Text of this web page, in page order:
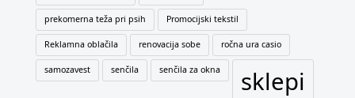
prekomerna teža pri psih Promocijski tekstil
Reklamna oblačila renovacija sobe ročna ura casio
samozavest senčila senčila za okna sklepi